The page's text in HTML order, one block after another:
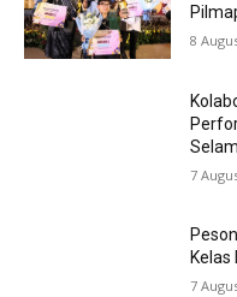
8
7
Kelas
7